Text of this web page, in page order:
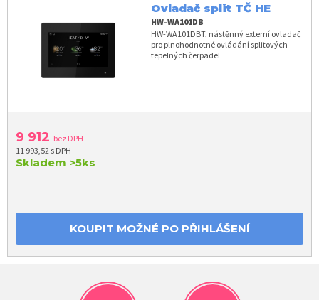
Ovladač split TČ HE
HW-WA101DB
HW-WA101DBT, nástěnný externí ovladač
pro plnohodnotné ovládání splitových
tepelných čerpadel
9 912 bez DPH
11 993,52 s DPH
Skladem >5ks
KOUPIT MOŽNÉ PO PŘIHLÁŠENÍ